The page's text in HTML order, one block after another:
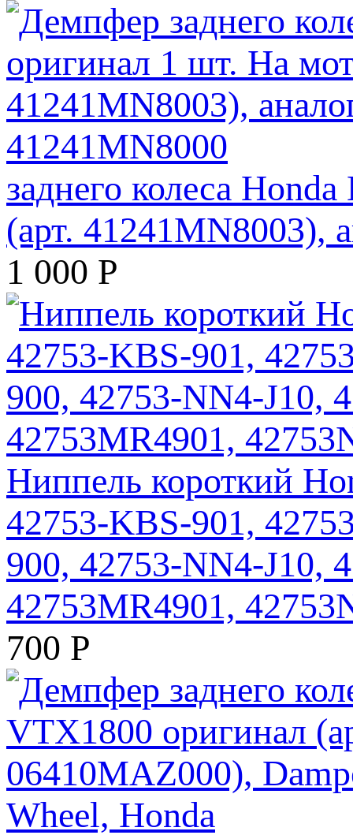
заднего колеса
(арт. 41241MN8003),
1 000 Р
Ниппель короткий
42753-KBS-901,
900, 42753-NN4-J10,
42753MR4901,
700 Р